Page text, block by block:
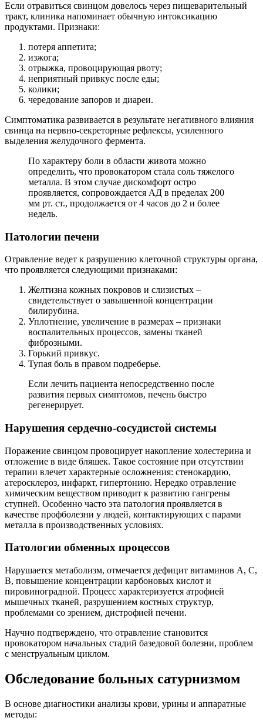
Если отравиться свинцом довелось через пищеварительный
тракт, клиника напоминает обычную интоксикацию
продуктами. Признаки:
потеря аппетита;
изжога;
отрыжка, провоцирующая рвоту;
неприятный привкус после еды;
колики;
чередование запоров и диареи.
Симптоматика развивается в результате негативного влияния
свинца на нервно-секреторные рефлексы, усиленного
выделения желудочного фермента.
По характеру боли в области живота можно
определить, что провокатором стала соль тяжелого
металла. В этом случае дискомфорт остро
проявляется, сопровождается АД в пределах 200
мм рт. ст., продолжается от 4 часов до 2 и более
недель.
Патологии печени
Отравление ведет к разрушению клеточной структуры органа,
что проявляется следующими признаками:
Желтизна кожных покровов и слизистых –
свидетельствует о завышенной концентрации
билирубина.
Уплотнение, увеличение в размерах – признаки
воспалительных процессов, замены тканей
фиброзными.
Горький привкус.
Тупая боль в правом подреберье.
Если лечить пациента непосредственно после
развития первых симптомов, печень быстро
регенерирует.
Нарушения сердечно-сосудистой системы
Поражение свинцом провоцирует накопление холестерина и
отложение в виде бляшек. Такое состояние при отсутствии
терапии влечет характерные осложнения: стенокардию,
атеросклероз, инфаркт, гипертонию. Нередко отравление
химическим веществом приводит к развитию гангрены
ступней. Особенно часто эта патология проявляется в
качестве профболезни у людей, контактирующих с парами
металла в производственных условиях.
Патологии обменных процессов
Нарушается метаболизм, отмечается дефицит витаминов А, С,
В, повышение концентрации карбоновых кислот и
пировиноградной. Процесс характеризуется атрофией
мышечных тканей, разрушением костных структур,
проблемами со зрением, дистрофией печени.
Научно подтверждено, что отравление становится
провокатором начальных стадий базедовой болезни, проблем
с менструальным циклом.
Обследование больных сатурнизмом
В основе диагностики анализы крови, урины и аппаратные
методы: